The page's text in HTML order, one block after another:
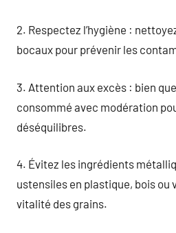
2. Respectez l’hygiène :
bocaux pour prévenir les
3. Attention aux excès : bien
consommé avec modération
déséquilibres.
4. Évitez les ingrédients
ustensiles en plastique, bois ou
vitalité des grains.